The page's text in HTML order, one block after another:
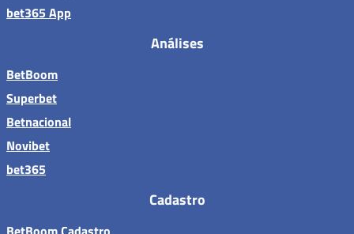
bet365 App
Análises
BetBoom
Superbet
Betnacional
Novibet
bet365
Cadastro